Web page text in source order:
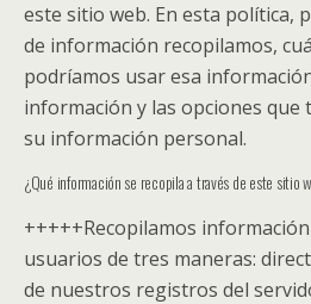
este sitio web. En esta política,
de información recopilamos,
podríamos usar esa
información y las opciones que
su información personal.
¿Qué información se recopila a través de este sitio
+++++Recopilamos
usuarios de tres maneras:
de nuestros registros del